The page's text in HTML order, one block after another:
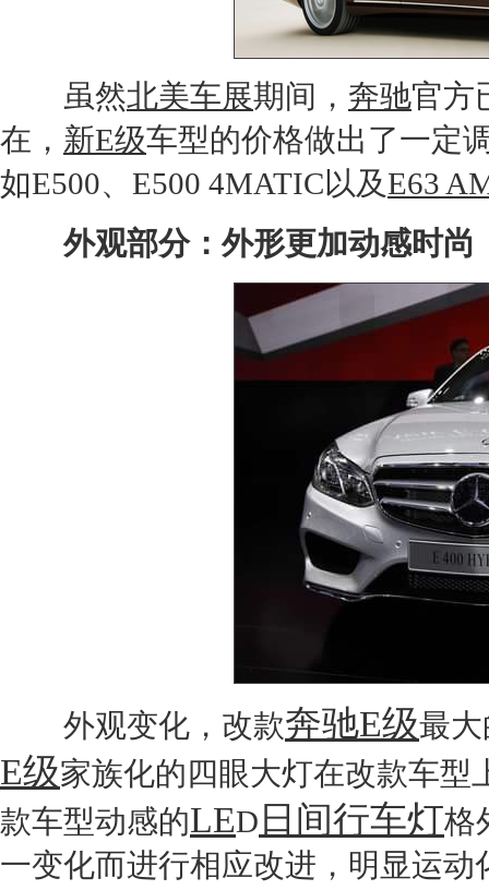
虽然北美车展期间， 奔驰官方
在， 新E级车型的价格做出了一定
如E500、 E500 4MATIC以及E63
外观部分：外形更加动感时尚
外观变化，改款奔驰E级最
E级家族化的四眼大灯在改款车型
款车型动感的LED 日间行车灯格
一变化而进行相应改进，明显运